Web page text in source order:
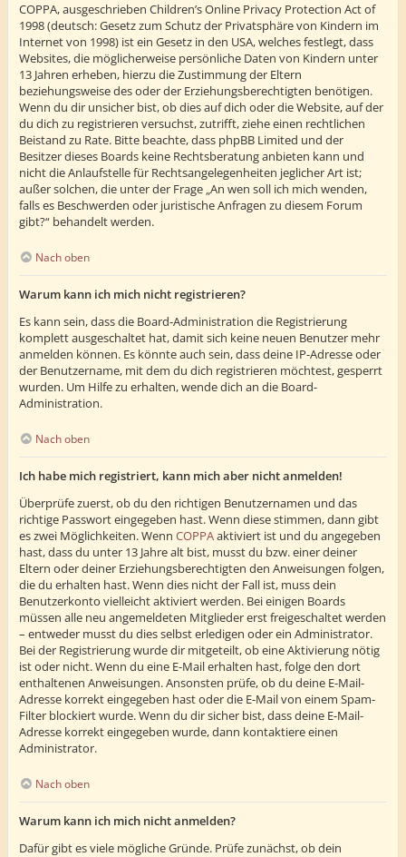
COPPA, ausgeschrieben Children’s Online Privacy Protection Act of
1998 (deutsch: Gesetz zum Schutz der Privatsphäre von Kindern im
Internet von 1998) ist ein Gesetz in den USA, welches festlegt, dass
Websites, die möglicherweise persönliche Daten von Kindern unter
13 Jahren erheben, hierzu die Zustimmung der Eltern
beziehungsweise des oder der Erziehungsberechtigten benötigen.
Wenn du dir unsicher bist, ob dies auf dich oder die Website, auf der
du dich zu registrieren versuchst, zutrifft, ziehe einen rechtlichen
Beistand zu Rate. Bitte beachte, dass phpBB Limited und der
Besitzer dieses Boards keine Rechtsberatung anbieten kann und
nicht die Anlaufstelle für Rechtsangelegenheiten jeglicher Art ist;
außer solchen, die unter der Frage „An wen soll ich mich wenden,
falls es Beschwerden oder juristische Anfragen zu diesem Forum
gibt?“ behandelt werden.
Nach oben
Warum kann ich mich nicht registrieren?
Es kann sein, dass die Board-Administration die Registrierung
komplett ausgeschaltet hat, damit sich keine neuen Benutzer mehr
anmelden können. Es könnte auch sein, dass deine IP-Adresse oder
der Benutzername, mit dem du dich registrieren möchtest, gesperrt
wurden. Um Hilfe zu erhalten, wende dich an die Board-
Administration.
Nach oben
Ich habe mich registriert, kann mich aber nicht anmelden!
Überprüfe zuerst, ob du den richtigen Benutzernamen und das
richtige Passwort eingegeben hast. Wenn diese stimmen, dann gibt
es zwei Möglichkeiten. Wenn COPPAaktiviert ist und du angegeben
hast, dass du unter 13 Jahre alt bist, musst du bzw. einer deiner
Eltern oder deiner Erziehungsberechtigten den Anweisungen folgen,
die du erhalten hast. Wenn dies nicht der Fall ist, muss dein
Benutzerkonto vielleicht aktiviert werden. Bei einigen Boards
müssen alle neu angemeldeten Mitglieder erst freigeschaltet werden
– entweder musst du dies selbst erledigen oder ein Administrator.
Bei der Registrierung wurde dir mitgeteilt, ob eine Aktivierung nötig
ist oder nicht. Wenn du eine E-Mail erhalten hast, folge den dort
enthaltenen Anweisungen. Ansonsten prüfe, ob du deine E-Mail-
Adresse korrekt eingegeben hast oder die E-Mail von einem Spam-
Filter blockiert wurde. Wenn du dir sicher bist, dass deine E-Mail-
Adresse korrekt eingegeben wurde, dann kontaktiere einen
Administrator.
Nach oben
Warum kann ich mich nicht anmelden?
Dafür gibt es viele mögliche Gründe. Prüfe zunächst, ob dein